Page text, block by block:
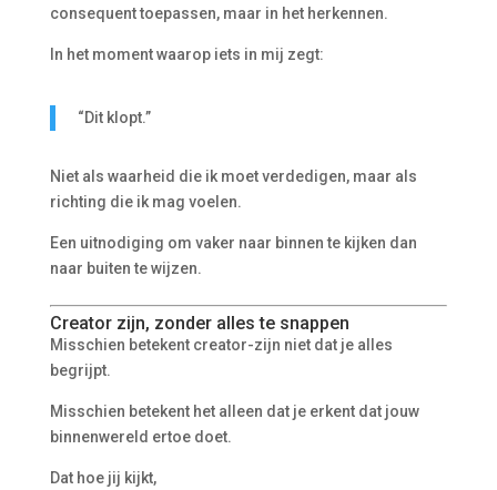
consequent toepassen, maar in het herkennen.
In het moment waarop iets in mij zegt:
“Dit klopt.”
Niet als waarheid die ik moet verdedigen, maar als
richting die ik mag voelen.
Een uitnodiging om vaker naar binnen te kijken dan
naar buiten te wijzen.
Creator zijn, zonder alles te snappen
Misschien betekent creator-zijn niet dat je alles
begrijpt.
Misschien betekent het alleen dat je erkent dat jouw
binnenwereld ertoe doet.
Dat hoe jij kijkt,